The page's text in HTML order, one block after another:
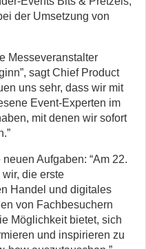
der Umsetzung von
Messeveranstalter
sagt Chief Product
uns sehr, dass wir mit
Event-Experten im
mit denen wir sofort
Aufgaben: “Am 22.
die erste
Handel und digitales
von Fachbesuchern
Möglichkeit bietet, sich
und inspirieren zu